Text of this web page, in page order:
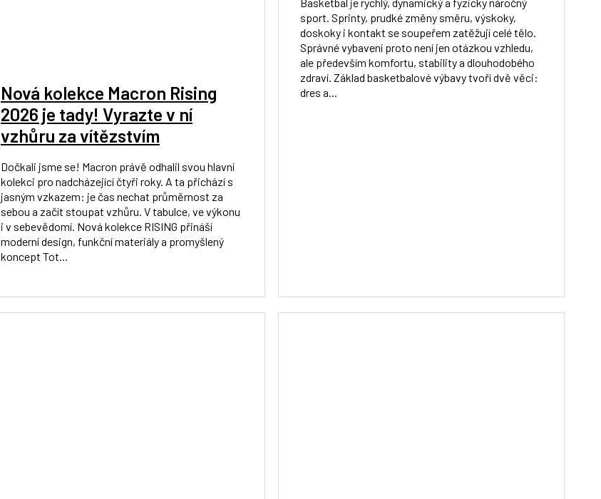
Nová kolekce Macron Rising
2026 je tady! Vyrazte v ní
vzhůru za vítězstvím
Dočkali jsme se! Macron právě odhalil svou hlavní
kolekci pro nadcházející čtyři roky. A ta přichází s
jasným vzkazem: je čas nechat průměrnost za
sebou a začít stoupat vzhůru. V tabulce, ve výkonu
i v sebevědomí. Nová kolekce RISING přináší
moderní design, funkční materiály a promyšlený
koncept Tot...
sport. Sprinty, prudké změny směru, výskoky,
doskoky i kontakt se soupeřem zatěžují celé tělo.
Správné vybavení proto není jen otázkou vzhledu,
ale především komfortu, stability a dlouhodobého
zdraví. Základ basketbalové výbavy tvoří dvě věci:
dres a...